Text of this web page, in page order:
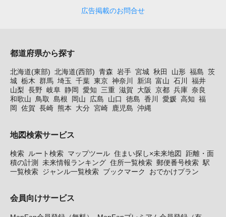
広告掲載のお問合せ
都道府県から探す
北海道(東部) 北海道(西部) 青森 岩手 宮城 秋田 山形 福島 茨
城 栃木 群馬 埼玉 千葉 東京 神奈川 新潟 富山 石川
福井
山梨 長野 岐阜 静岡 愛知 三重 滋賀 大阪 京都 兵庫 奈良
和歌山 鳥取 島根 岡山 広島 山口 徳島 香川 愛媛 高知 福
岡
佐賀 長崎 熊本 大分 宮崎 鹿児島 沖縄
地図検索サービス
検索 ルート検索 マップツール 住まい探し×未来地図
距離・面
積の計測
未来情報ランキング 住所一覧検索 郵便番号検索 駅
一覧検索 ジャンル一覧検索 ブックマーク おでかけプラン
会員向けサービス